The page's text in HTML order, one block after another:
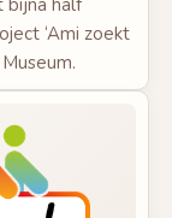
bijna half
‘Ami zoekt